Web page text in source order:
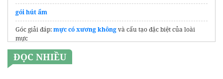
gói hút ẩm
Góc giải đáp:mực có xương khôngvà cấu tạo đặc biệt của loài
mực
ĐỌC NHIỀU